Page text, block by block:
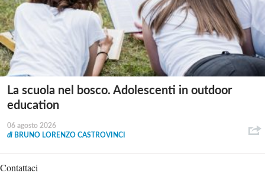
La scuola nel bosco. Adolescenti in outdoor
education
06 agosto 2026
di BRUNO LORENZO CASTROVINCI
Contattaci